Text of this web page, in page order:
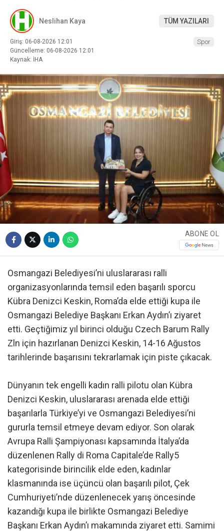
Neslihan Kaya TÜM YAZILARI
Giriş: 06-08-2026 12:01
Güncelleme: 06-08-2026 12:01
Kaynak: İHA
Spor
ABONE OL
Osmangazi Belediyesi’ni uluslararası ralli
organizasyonlarında temsil eden başarılı sporcu
Kübra Denizci Keskin, Roma’da elde ettiği kupa ile
Osmangazi Belediye Başkanı Erkan Aydın’ı ziyaret
etti. Geçtiğimiz yıl birinci olduğu Czech Barum Rally
Zln için hazırlanan Denizci Keskin, 14-16 Ağustos
tarihlerinde başarısını tekrarlamak için piste çıkacak.
Dünyanın tek engelli kadın ralli pilotu olan Kübra
Denizci Keskin, uluslararası arenada elde ettiği
başarılarla Türkiye’yi ve Osmangazi Belediyesi’ni
gururla temsil etmeye devam ediyor. Son olarak
Avrupa Ralli Şampiyonası kapsamında İtalya’da
düzenlenen Rally di Roma Capitale’de Rally5
kategorisinde birincilik elde eden, kadınlar
klasmanında ise üçüncü olan başarılı pilot, Çek
Cumhuriyeti’nde düzenlenecek yarış öncesinde
kazandığı kupa ile birlikte Osmangazi Belediye
Başkanı Erkan Aydın’ı makamında ziyaret etti. Samimi